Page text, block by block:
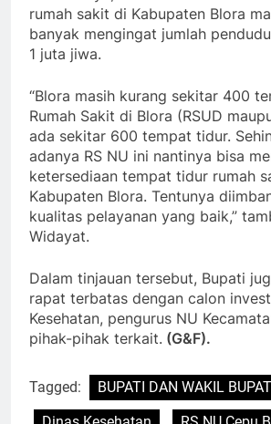
rumah sakit di Kabupaten Blora
banyak mengingat jumlah
1 juta jiwa.
“Blora masih kurang sekitar 400
Rumah Sakit di Blora (RSUD
ada sekitar 600 tempat tidur.
adanya RS NU ini nantinya bisa
ketersediaan tempat tidur rumah
Kabupaten Blora. Tentunya
kualitas pelayanan yang baik,”
Widayat.
Dalam tinjauan tersebut, Bupati
rapat terbatas dengan calon
Kesehatan, pengurus NU
pihak-pihak terkait. (G&F).
Tagged:
BUPATI DAN WAKIL